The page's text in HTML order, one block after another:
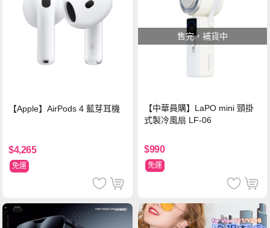
【Apple】AirPods 4 藍芽耳機
$4,265
免運
售完，補貨中
【中華員購】LaPO mini 頸掛
式製冷風扇 LF-06
$990
免運